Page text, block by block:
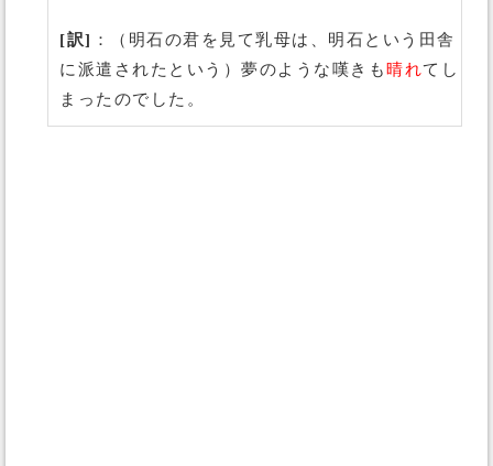
[訳] ：（明石の君を見て乳母は、明石という田舎
に派遣されたという）夢のような嘆きも 晴れてし
まったのでした。